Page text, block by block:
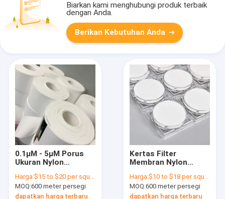
Biarkan kami menghubungi produk terbaik
dengan Anda.
Berikan Kebutuhan Anda
0.1μM - 5μM Porus
Ukuran Nylon
Membran Filter
Lingkaran
Harga:$15 to $20 per square meter
MOQ:600 meter persegi
dapatkan harga terbaru
Kertas Filter
Membran Nylon
Mikron Untuk Botol
Filter Vakum
Harga:$10 to $18 per square meter
MOQ:600 meter persegi
dapatkan harga terbaru